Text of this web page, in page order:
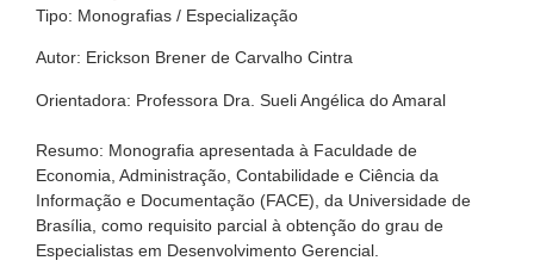
Tipo: Monografias / Especialização
Autor: Erickson Brener de Carvalho Cintra
Orientadora: Professora Dra. Sueli Angélica do Amaral
Resumo: Monografia apresentada à Faculdade de
Economia, Administração, Contabilidade e Ciência da
Informação e Documentação (FACE), da Universidade de
Brasília, como requisito parcial à obtenção do grau de
Especialistas em Desenvolvimento Gerencial.